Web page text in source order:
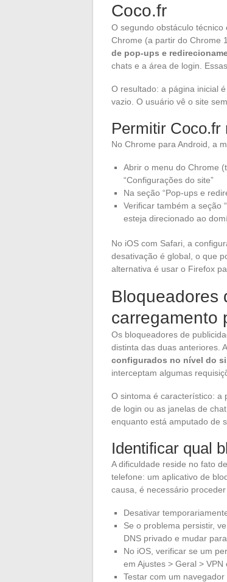
Coco.fr
O segundo obstáculo
Chrome (a partir do Chrome
de pop-ups e
chats e a área de login.
O resultado: a página inicial
vazio. O usuário vê o site
Permitir Coco.fr
No Chrome para Android, a
Abrir o menu do Chrome
“Configurações do site”
Na seção “Pop-ups e
Verificar também a seção
esteja direcionado ao
No iOS com Safari, a
desativação é global, o que
alternativa é usar o Firefox
Bloqueadores
carregamento
Os bloqueadores de
distinta das duas anteriores.
configurados no nível do
interceptam algumas
O sintoma é característico: a
de login ou as janelas de
enquanto está amputado de
Identificar qual
A dificuldade reside no fato
telefone: um aplicativo de
causa, é necessário
Desativar
Se o problema persistir,
DNS privado e mudar para
No iOS, verificar se um
em Ajustes > Geral >
Testar com um